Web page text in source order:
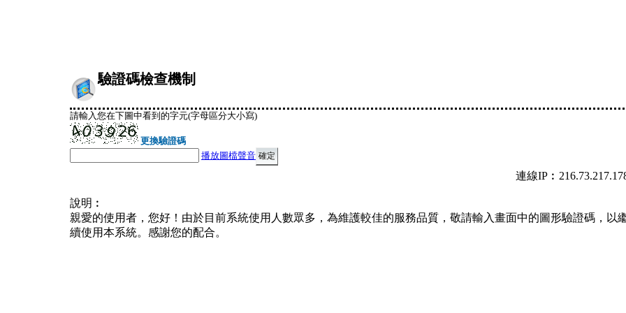
驗證碼檢查機制
請輸入您在下圖中看到的字元(字母區分大小寫)
更換驗證碼
播放圖檔聲音
連線
說明︰
親愛的使用者，您好！由於目前系統使用人數眾多，為維護較佳的服務品質，敬請輸入畫面中的圖形驗證碼，以
續使用本系統。感謝您的配合。